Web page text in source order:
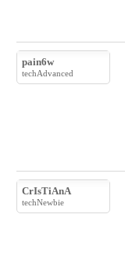
pain6w
techAdvanced
CrIsTiAnA
techNewbie